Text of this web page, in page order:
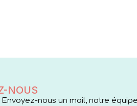
NOUS
nous un mail, notre